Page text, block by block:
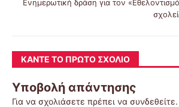
Ενημερωτική δράση για τον
ΚΆΝΤΕ ΤΟ ΠΡΏΤΟ ΣΧΌΛΙΟ
Υποβολή απάντησης
Για να σχολιάσετε πρέπει να συνδεθείτε.